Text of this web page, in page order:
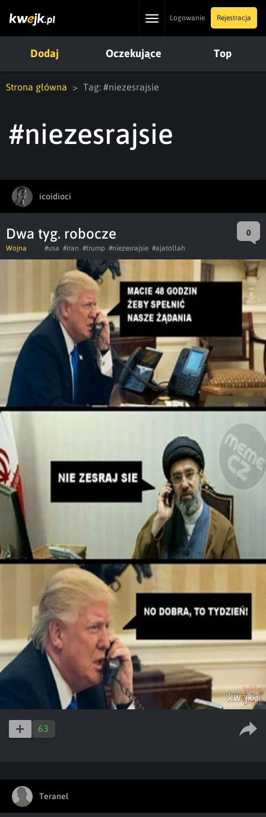
ToggleLogowanie Rejestracja
Dodaj Oczekujące Top
Strona główna Tag: #niezesrajsie
#niezesrajsie
icoidioci
Dwa tyg. robocze 0
Wojna #usa #iran #trump #niezesrajsie #ajatollah
63
Teranel